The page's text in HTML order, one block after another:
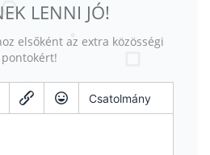
LENNI JÓ!
elsőként az extra közösségi
pontokért!
Csatolmány